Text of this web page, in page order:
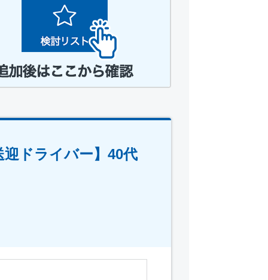
ドライバー】40代